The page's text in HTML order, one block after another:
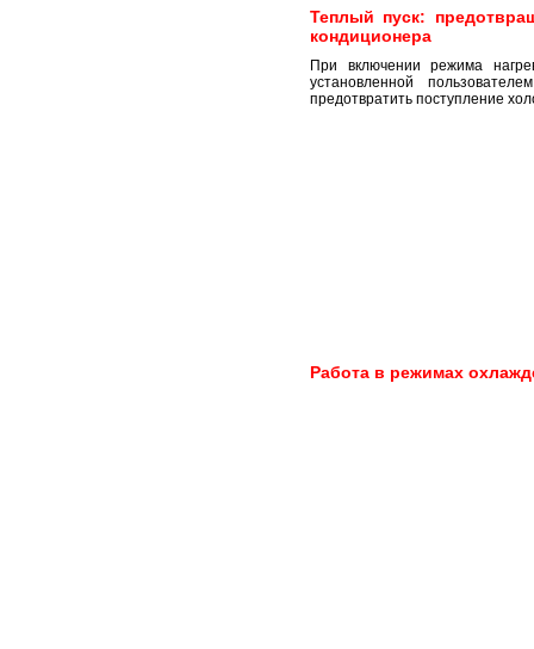
Теплый пуск:
кондиционера
При включении режима
установленной
предотвратить поступление
Работа в режимах